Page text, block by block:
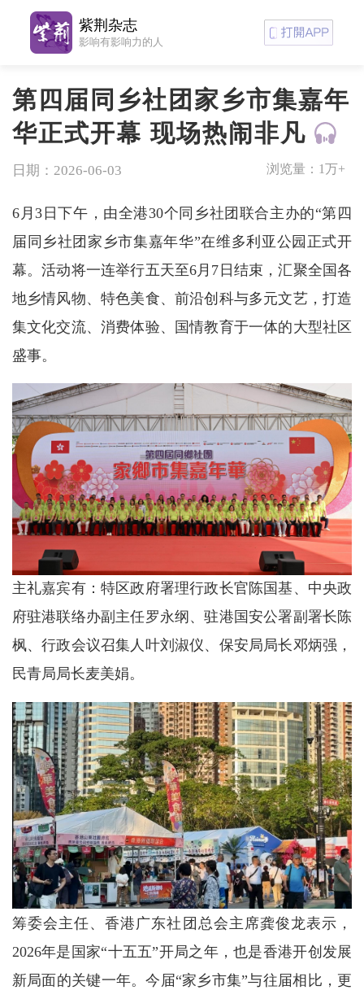
第四届同乡社团家乡市集嘉年
华正式开幕 现场热闹非凡
日期：2026-06-03 浏览量： 1万+
6月3日下午，由全港30个同乡社团联合主办的“第四
届同乡社团家乡市集嘉年华”在维多利亚公园正式开
幕。活动将一连举行五天至6月7日结束，汇聚全国各
地乡情风物、特色美食、前沿创科与多元文艺，打造
集文化交流、消费体验、国情教育于一体的大型社区
盛事。
主礼嘉宾有：特区政府署理行政长官陈国基、中央政
府驻港联络办副主任罗永纲、驻港国安公署副署长陈
枫、行政会议召集人叶刘淑仪、保安局局长邓炳强，
民青局局长麦美娟。
筹委会主任、香港广东社团总会主席龚俊龙表示，
2026年是国家“十五五”开局之年，也是香港开创发展
新局面的关键一年。今届“家乡市集”与往届相比，更
紫荆杂志
影响有影响力的人